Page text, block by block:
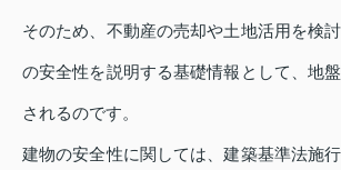
そのため、不動産の売却や土地活用を検
の安全性を説明する基礎情報として、地
されるのです。
建物の安全性に関しては、建築基準法施